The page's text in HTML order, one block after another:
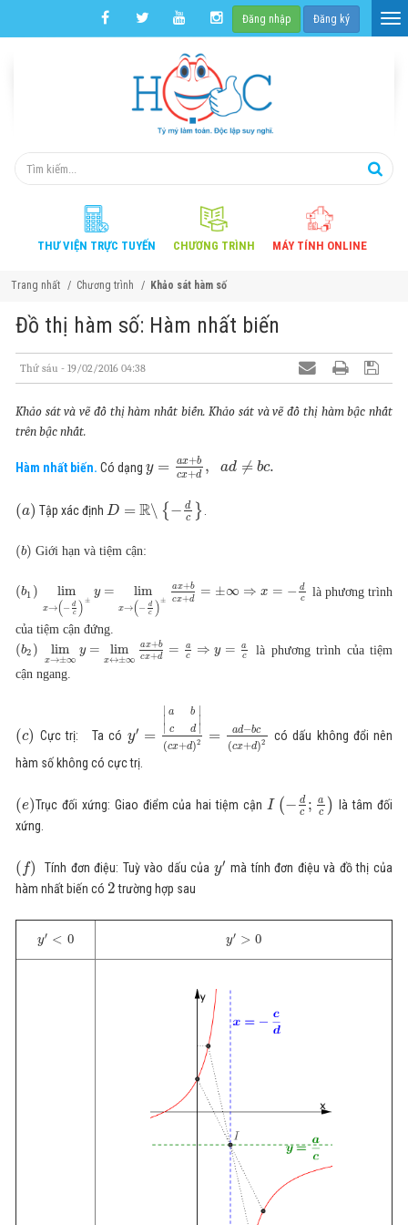
Đăng nhập Đăng ký
THƯ VIỆN TRỰC TUYẾN CHƯƠNG TRÌNH MÁY TÍNH ONLINE
Trang nhất Chương trình Khảo sát hàm số
Đồ thị hàm số: Hàm nhất biến
Thứ sáu - 19/02/2016 04:38
Khảo sát và vẽ đồ thị hàm nhất biến. Khảo sát và vẽ đồ thị hàm bậc nhất
trên bậc nhất.
Hàm nhất biến. Có dạng y = ax+b
cx+d , ad ≠ bc.
(a) Tập xác định D = R∖ { − d
c
}
(b) Giới hạn và tiệm cận:
(b1 ) lim
x→(− d
c ) ±
y = lim
x→(− d
c )±
ax+b
cx+d = ±∞ ⇒ x = − d
c
là phương trình
của tiệm cận đứng.
(b2 ) lim
x→±∞
y = lim
x↔±∞
ax+b
cx+d =
a
c
⇒ y =
a
c
là phương trình của tiệm
cận ngang.
(c) Cực trị: Ta có y′ =
∣
∣
a
c
b
d ∣
∣
(cx+d)2 = ad−bc
(cx+d)2
có dấu không đổi nên
hàm số không có cực trị.
(e)Trục đối xứng: Giao điểm của hai tiệm cận I (− d
c ; a
c )
là tâm đối
xứng.
( f) Tính đơn điệu: Tuỳ vào dấu của y′ mà tính đơn điệu và đồ thị của
hàm nhất biến có 2trường hợp sau
y′ < 0 y′ > 0